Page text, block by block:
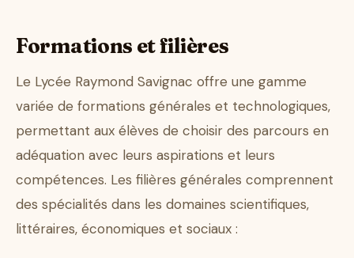
Formations et filières
Le Lycée Raymond Savignac offre une gamme
variée de formations générales et technologiques,
permettant aux élèves de choisir des parcours en
adéquation avec leurs aspirations et leurs
compétences. Les filières générales comprennent
des spécialités dans les domaines scientifiques,
littéraires, économiques et sociaux :